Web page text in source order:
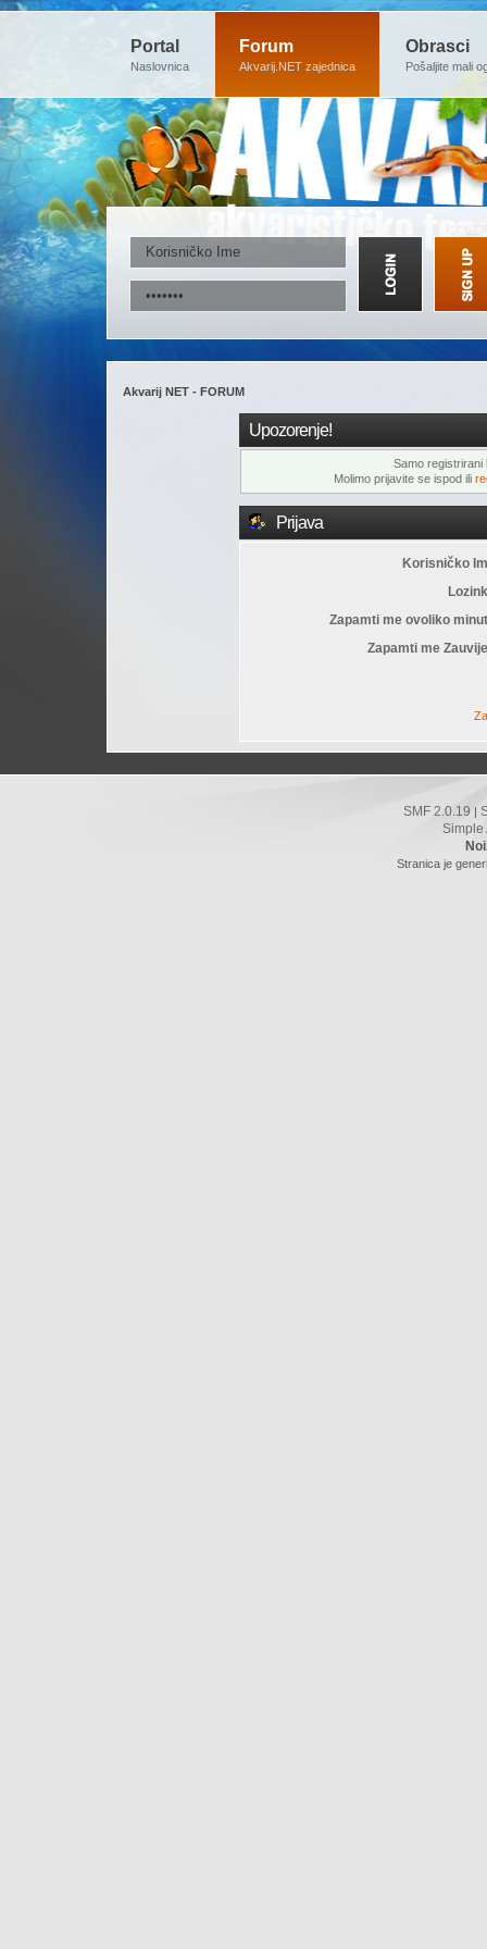
Portal
Naslovnica
Forum
Akvarij.NET zajednica
Obrasci
Pošaljite mali
Akvarij NET - FORUM
Upozorenje!
Samo registrirani
Molimo prijavite se ispod ili
Prijava
Korisničko
Zapamti me ovoliko
Zapamti me
SMF 2.0.19
Simple
Stranica je